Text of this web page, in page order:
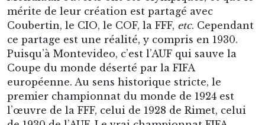
mérite de leur création est partagé avec
Coubertin, le CIO, le COF, la FFF, etc. Cependant
ce partage est une réalité, y compris en 1930.
Puisqu’à Montevideo, c’est l’AUF qui sauve la
Coupe du monde déserté par la FIFA
européenne. Au sens historique stricte, le
premier championnat du monde de 1924 est
l’œuvre de la FFF, celui de 1928 de Rimet, celui